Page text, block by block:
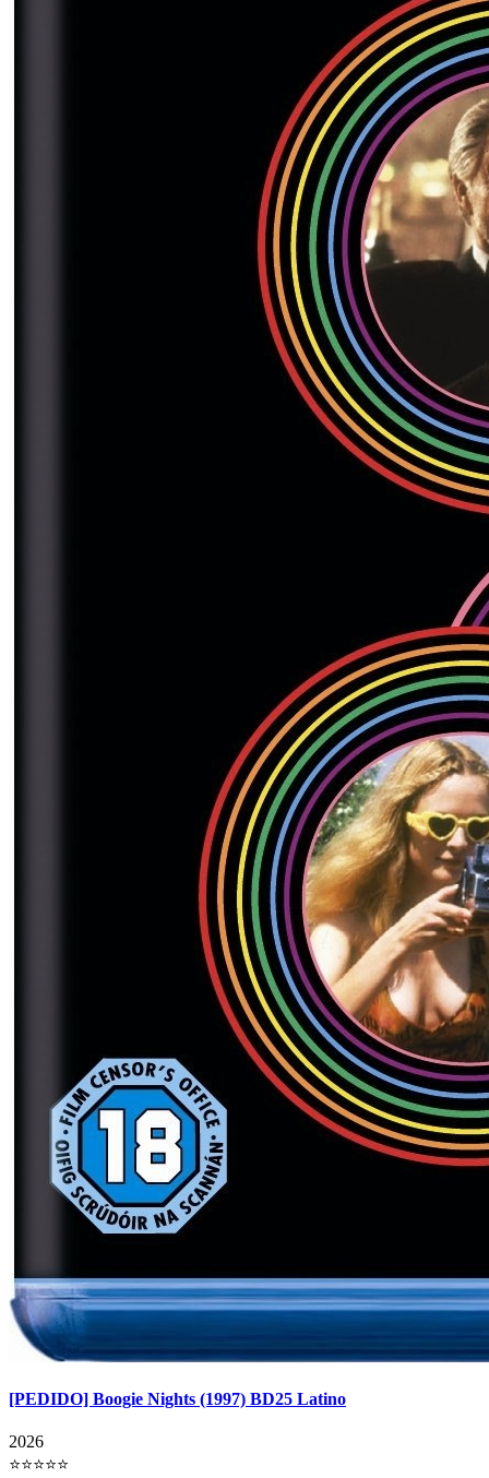
[PEDIDO] Boogie Nights (1997) BD25 Latino
2026
⭐⭐⭐⭐⭐